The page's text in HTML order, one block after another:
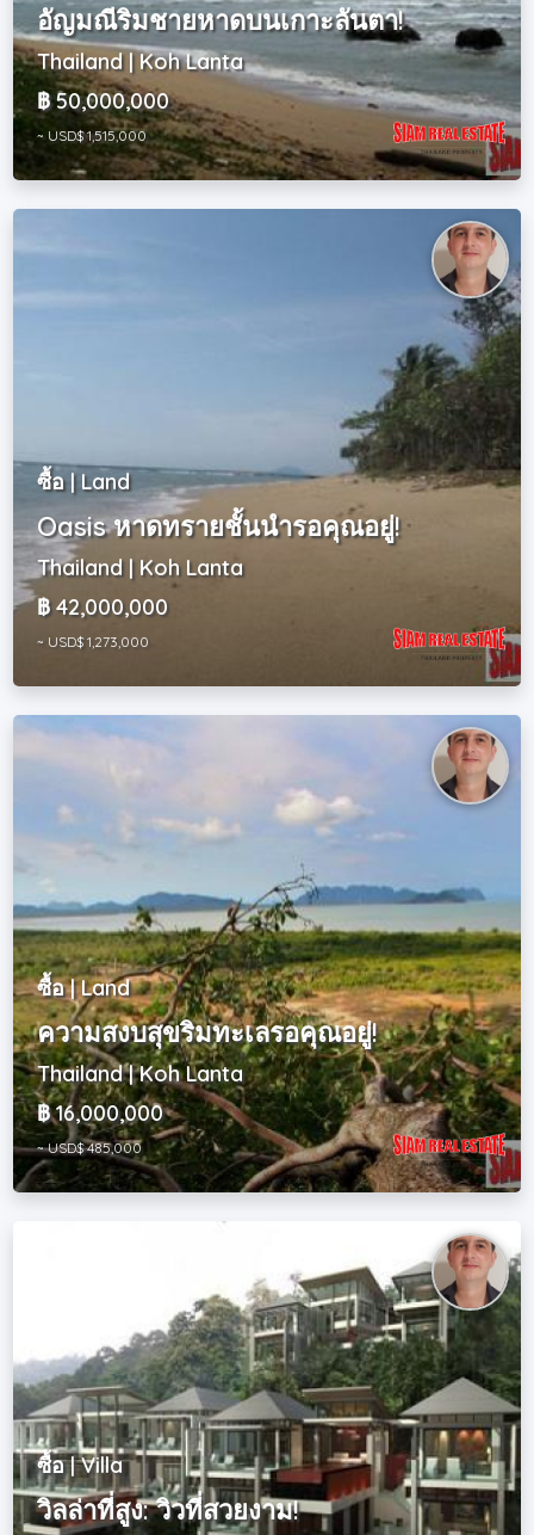
อัญมณีริมชายหาดบนเกาะลันตา!
Thailand | Koh Lanta
฿ 50,000,000
~ USD$ 1,515,000
ซื้อ | Land
Oasis หาดทรายชั้นนำรอคุณอยู่!
Thailand | Koh Lanta
฿ 42,000,000
~ USD$ 1,273,000
ซื้อ | Land
ความสงบสุขริมทะเลรอคุณอยู่!
Thailand | Koh Lanta
฿ 16,000,000
~ USD$ 485,000
ซื้อ | Villa
วิลล่าที่สูง: วิวที่สวยงาม!